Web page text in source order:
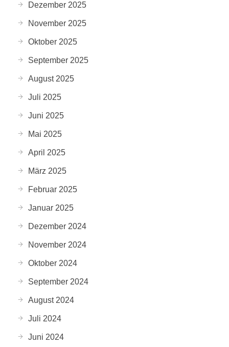
Dezember 2025
November 2025
Oktober 2025
September 2025
August 2025
Juli 2025
Juni 2025
Mai 2025
April 2025
März 2025
Februar 2025
Januar 2025
Dezember 2024
November 2024
Oktober 2024
September 2024
August 2024
Juli 2024
Juni 2024